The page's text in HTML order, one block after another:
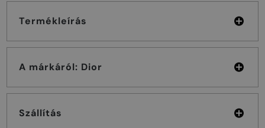
Termékleírás
A márkáról: Dior
Szállítás